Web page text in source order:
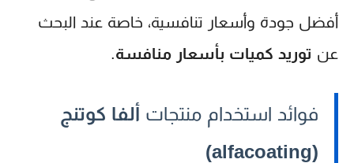
أفضل جودة وأسعار تنافسية، خاصة عند البحث
عن توريد كميات بأسعار منافسة.
فوائد استخدام منتجات ألفا كوتنج
(alfacoating)